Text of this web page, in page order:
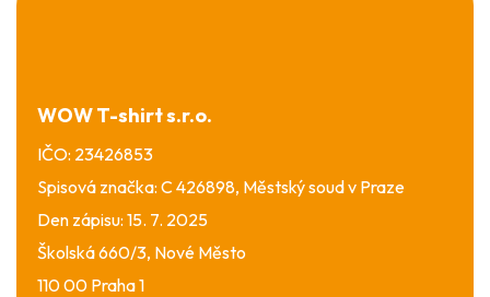
WOW T-shirt s.r.o.
IČO: 23426853
Spisová značka: C 426898, Městský soud v Praze
Den zápisu: 15. 7. 2025
Školská 660/3, Nové Město
110 00 Praha 1